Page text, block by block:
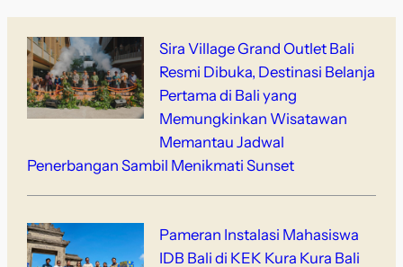
Sira Village Grand Outlet Bali
Resmi Dibuka, Destinasi Belanja
Pertama di Bali yang
Memungkinkan Wisatawan
Memantau Jadwal
Penerbangan Sambil Menikmati Sunset
Pameran Instalasi Mahasiswa
IDB Bali di KEK Kura Kura Bali